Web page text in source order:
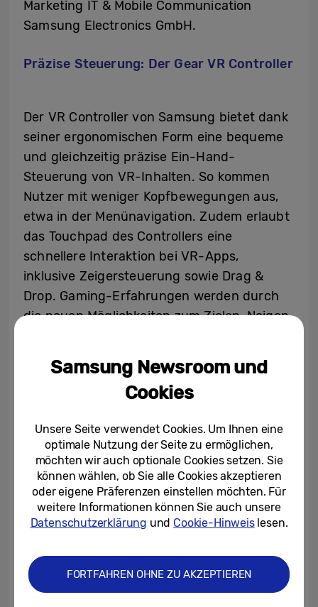
Marketing IT & Mobile Communication
Samsung Electronics GmbH.
Präzise Steuerung: Der Gear VR Controller
Der VR Controller von Samsung bietet dank
seiner ergonomischen Form eine bequeme
und gleichzeitig präzise Ein-Hand-
Steuerung von VR-Inhalten. So kommen
Nutzer mit weniger Kopfbewegungen aus,
etwa in der Menünavigation. Zudem erlaubt
das Touchpad des Controllers eine
schnellere Interaktion bei VR-Apps,
inklusive Zeigersteuerung sowie Drag &
Drop. Gaming-Erfahrungen werden durch
die neuen Möglichkeiten zum Zielen, Neigen
Zurück-Tasten ausgestattet und durch die
Sicherheitsschlaufe für alle Spieleerlebnisse
Samsung Newsroom und
Cookies
Unsere Seite verwendet Cookies. Um Ihnen eine
optimale Nutzung der Seite zu ermöglichen,
möchten wir auch optionale Cookies setzen. Sie
können wählen, ob Sie alle Cookies akzeptieren
oder eigene Präferenzen einstellen möchten. Für
weitere Informationen können Sie auch unsere
Datenschutzerklärung und Cookie-Hinweislesen.
FORTFAHREN OHNE ZU AKZEPTIEREN